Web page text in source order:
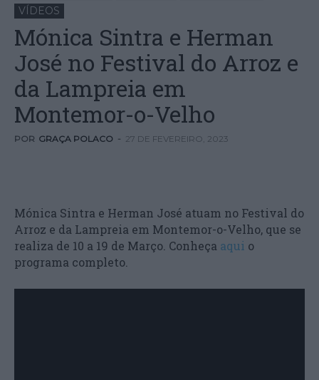
VÍDEOS
Mónica Sintra e Herman
José no Festival do Arroz e
da Lampreia em
Montemor-o-Velho
POR GRAÇA POLACO - 27 DE FEVEREIRO, 2023
Mónica Sintra e Herman José atuam no Festival do
Arroz e da Lampreia em Montemor-o-Velho, que se
realiza de 10 a 19 de Março. Conheça aqui o
programa completo.